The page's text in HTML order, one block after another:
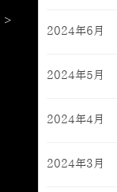
>
2024年6月
2024年5月
2024年4月
2024年3月